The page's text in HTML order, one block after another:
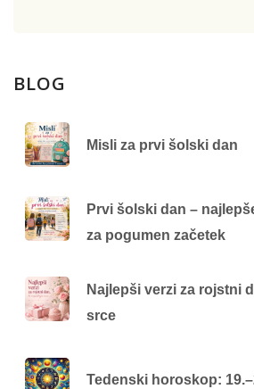
BLOG
Misli za prvi šolski dan
Prvi šolski dan –
za pogumen začetek
Najlepši verzi za rojstni
srce
Tedenski horoskop: